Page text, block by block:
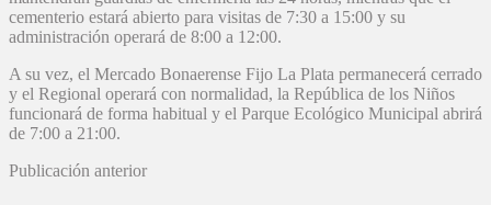
cementerio estará abierto para visitas de 7:30 a 15:00 y su
administración operará de 8:00 a 12:00.
A su vez, el Mercado Bonaerense Fijo La Plata permanecerá cerrado
y el Regional operará con normalidad, la República de los Niños
funcionará de forma habitual y el Parque Ecológico Municipal abrirá
de 7:00 a 21:00.
Publicación anterior